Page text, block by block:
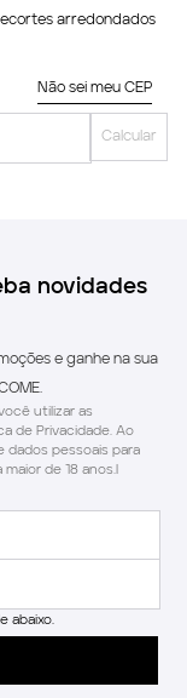
arredondados
Não sei meu CEP
Calcular
novidades
e ganhe na sua
utilizar as
de Privacidade. Ao
pessoais para
de 18 anos.l
abaixo.